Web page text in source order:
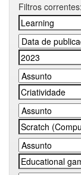
Filtros correntes: